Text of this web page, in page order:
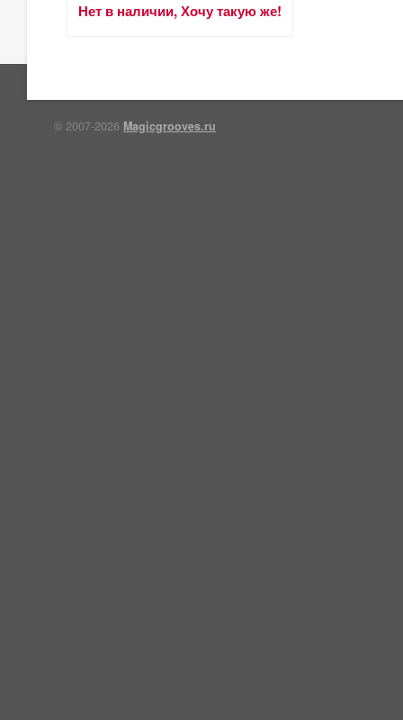
Нет в наличии, Хочу такую же!
© 2007-2026 Magicgrooves.ru